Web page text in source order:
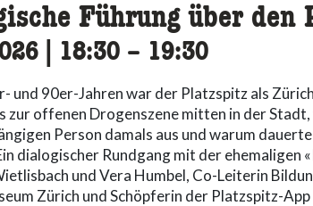
Führung über den
18:30 – 19:30
und 90er-Jahren war der Platzspitz als
zur offenen Drogenszene mitten in der
Person damals aus und warum
dialogischer Rundgang mit der ehemaligen
und Vera Humbel, Co-Leiterin
Zürich und Schöpferin der Platzspitz-